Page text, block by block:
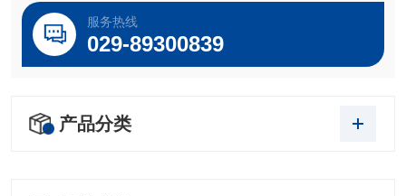
服务热线
029-89300839
产品分类